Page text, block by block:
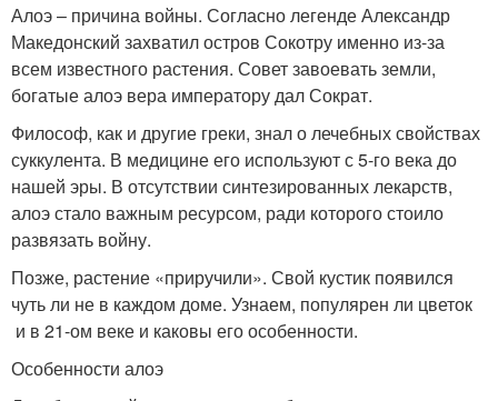
Алоэ – причина войны. Согласно легенде Александр
Македонский захватил остров Сокотру именно из-за
всем известного растения. Совет завоевать земли,
богатые алоэ вера императору дал Сократ.
Философ, как и другие греки, знал о лечебных свойствах
суккулента. В медицине его используют с 5-го века до
нашей эры. В отсутствии синтезированных лекарств,
алоэ стало важным ресурсом, ради которого стоило
развязать войну.
Позже, растение «приручили». Свой кустик появился
чуть ли не в каждом доме. Узнаем, популярен ли цветок
и в 21-ом веке и каковы его особенности.
Особенности алоэ